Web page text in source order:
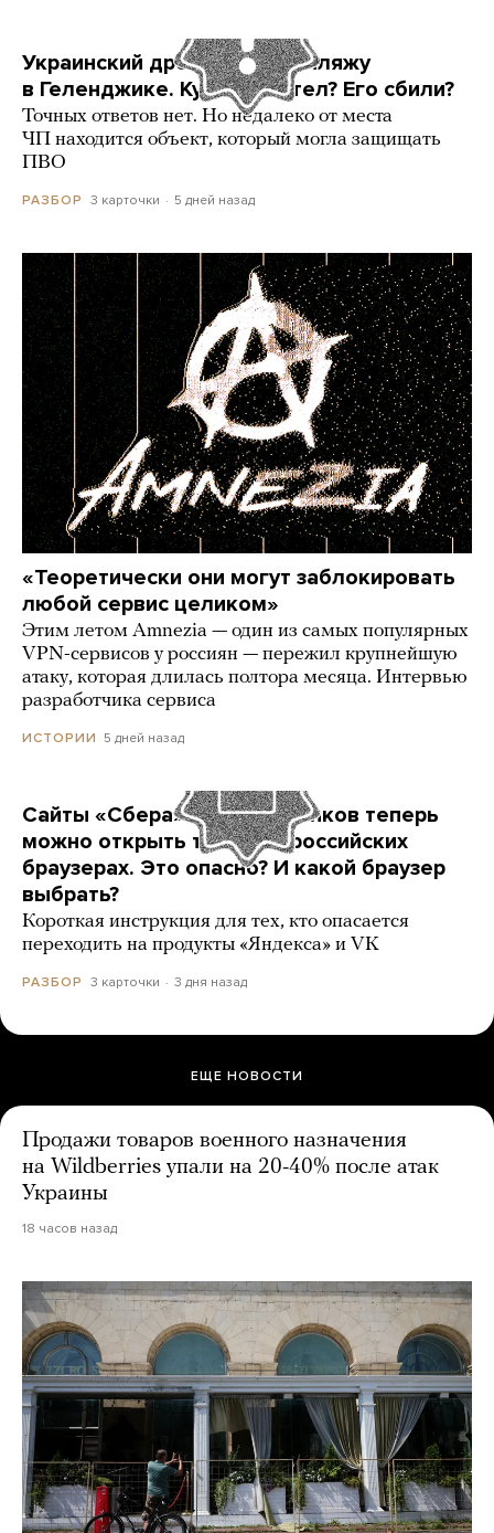
Украинский дрон попал по пляжу
в Геленджике. Куда он летел? Его сбили?
Точных ответов нет. Но недалеко от места
ЧП находится объект, который могла защищать
ПВО
РАЗБОР 3 карточки 5 дней назад
«Теоретически они могут заблокировать
любой сервис целиком»
Этим летом Amnezia — один из самых популярных
VPN-сервисов у россиян — пережил крупнейшую
атаку, которая длилась полтора месяца. Интервью
разработчика сервиса
ИСТОРИИ 5 дней назад
Сайты «Сбера» и других банков теперь
можно открыть только в российских
браузерах. Это опасно? И какой браузер
выбрать?
Короткая инструкция для тех, кто опасается
переходить на продукты «Яндекса» и VK
РАЗБОР 3 карточки 3 дня назад
ЕЩЕ НОВОСТИ
Продажи товаров военного назначения
на Wildberries упали на 20-40% после атак
Украины
18 часов назад